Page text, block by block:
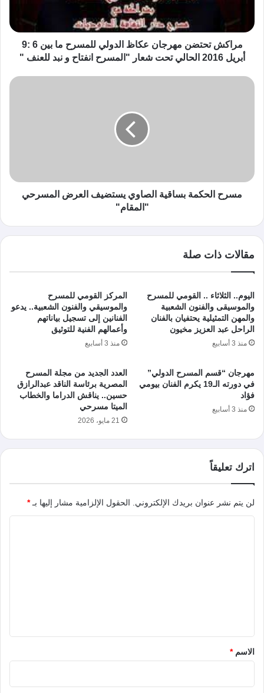
مراكش تحتضن مهرجان عكاظ الدولي للمسرح ما بين 6 :9
أبريل 2016 الحالي تحت شعار "المسرح انفتاح و نبد للعنف "
مسرح الحكمة بساقية الصاوي يستضيف العرض المسرحي
"المقام"
مقالات ذات صلة
اليوم.. الثلاثاء .. القومي للمسرح
والموسيقى والفنون الشعبية
والمهن التمثيلية يحتفيان بالفنان
الراحل عبد العزيز مخيون
منذ 3 أسابيع
المركز القومي للمسرح
والموسيقي والفنون الشعبية.. يدعو
الفنانين إلى تسجيل بياناتهم
وأعمالهم الفنية للتوثيق
منذ 3 أسابيع
مهرجان “قسم المسرح الدولي”
في دورته الـ19 يكرم الفنان بيومي
فؤاد
منذ 3 أسابيع
العدد الجديد من مجلة المسرح
المصرية برئاسة الناقد عبدالرازق
حسين.. يناقش الدراما والخطاب
الميتا مسرحي
21 مايو، 2026
اترك تعليقاً
لن يتم نشر عنوان بريدك الإلكتروني. الحقول الإلزامية مشار إليها بـ*
*الاسم*